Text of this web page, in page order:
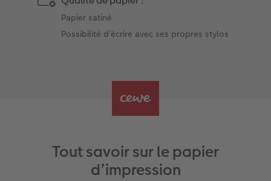
Papier satiné
Possibilité d’écrire avec ses propres stylos
Tout savoir sur le papier
d’impression